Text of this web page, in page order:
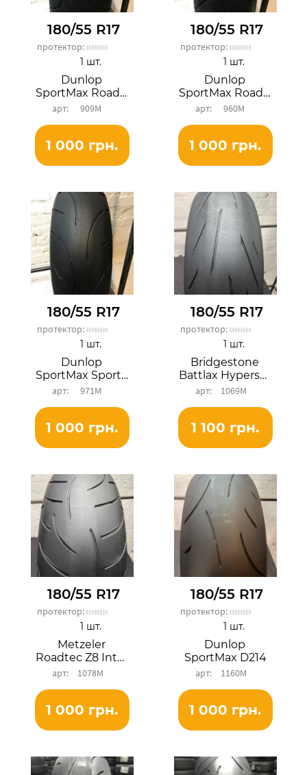
180/55 R17
протектор:
Dunlop
SportMax RoadSmart III
909М
1 шт.
1 000 грн.
180/55 R17
протектор:
Dunlop
SportMax RoadSmart II
960М
1 шт.
1 000 грн.
180/55 R17
протектор:
Dunlop
SportMax SportSmart 2
971М
1 шт.
1 000 грн.
180/55 R17
протектор:
Bridgestone
Battlax Hypersport S22R
1069М
1 шт.
1 100 грн.
180/55 R17
протектор:
Metzeler
Roadtec Z8 Interact
1078М
1 шт.
1 000 грн.
180/55 R17
протектор:
Dunlop
SportMax D214
1160М
1 шт.
1 000 грн.